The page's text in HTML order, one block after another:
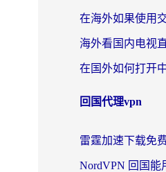
回国代理vpn